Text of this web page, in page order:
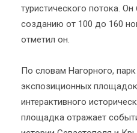
туристического потока.
созданию от 100 до 160
отметил он.
По словам Нагорного,
экспозиционных
интерактивного
площадка отражает